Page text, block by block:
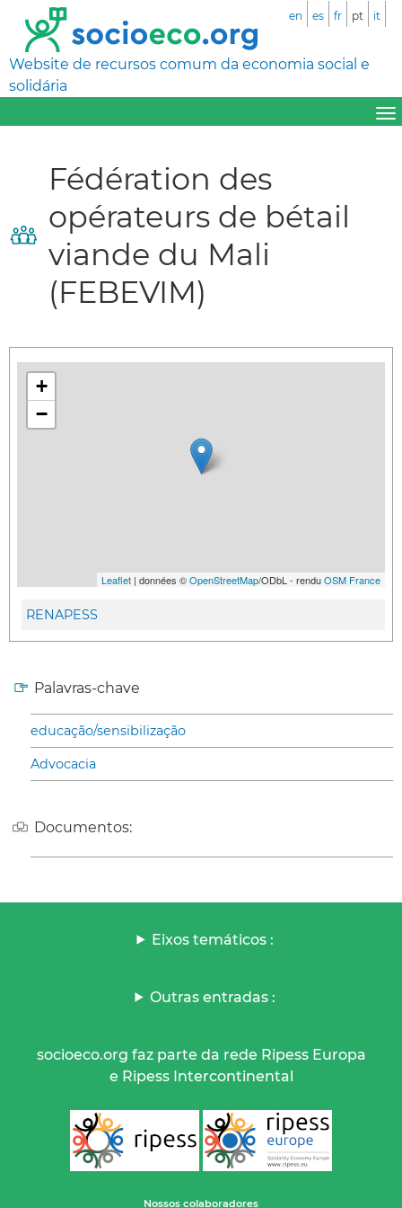
Website de recursos comum da economia social e
solidária
en es fr pt it
Fédération des
opérateurs de bétail
viande du Mali
(FEBEVIM)
+
−
Leaflet | données ©OpenStreetMap/ODbL - renduOSM France
RENAPESS
Palavras-chave
educação/sensibilização
Advocacia
Documentos:
Eixos temáticos :
Outras entradas :
socioeco.org faz parte da rede Ripess Europa
e Ripess Intercontinental
Nossos colaboradores